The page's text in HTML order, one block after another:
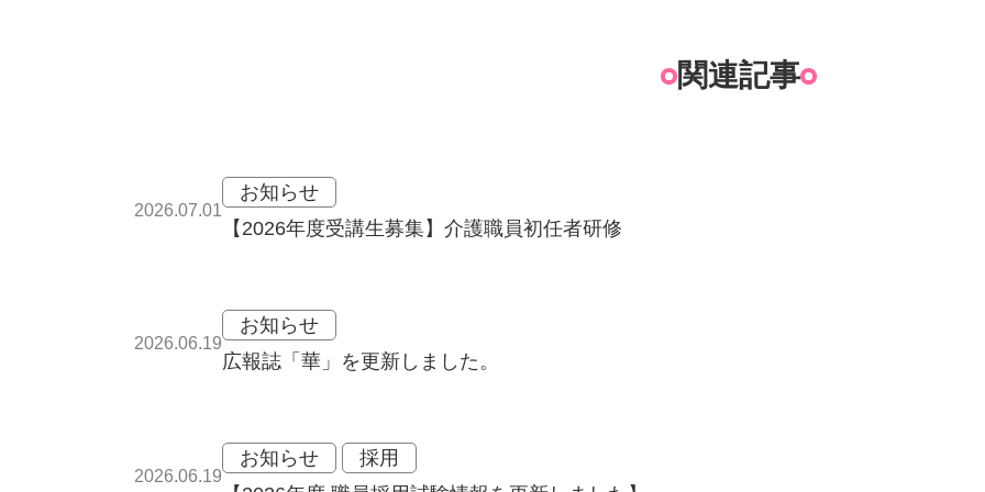
関連記事
2026.07.01
お知らせ
【2026年度受講生募集】介護職員初任者研修
2026.06.19
お知らせ
広報誌「華」を更新しました。
2026.06.19
お知らせ
採用